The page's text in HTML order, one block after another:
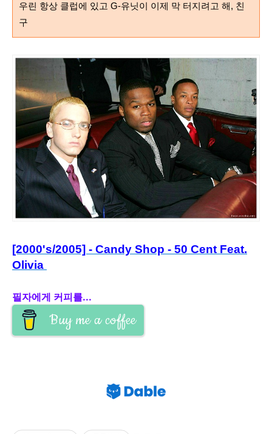
우린 항상 클럽에 있고 G-유닛이 이제 막 터지려고 해 , 친
구
[2000's/2005] - Candy Shop - 50 Cent Feat.
Olivia
필자에게 커피를...
Buy me a coffee